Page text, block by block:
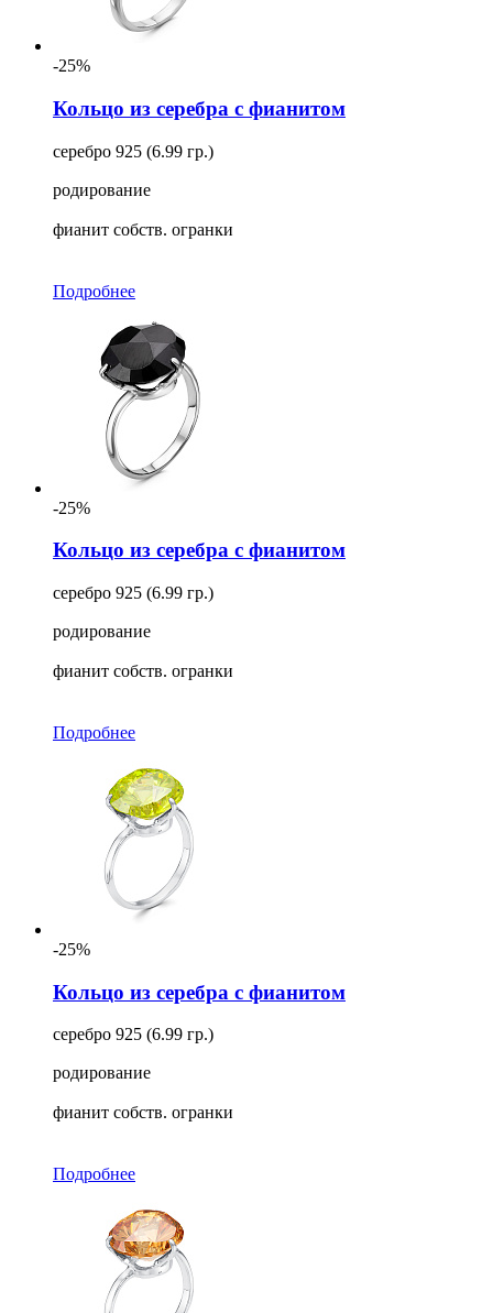
-25%
Кольцо из серебра с фианитом
серебро 925 (6.99 гр.)
родирование
фианит собств. огранки
Подробнее
-25%
Кольцо из серебра с фианитом
серебро 925 (6.99 гр.)
родирование
фианит собств. огранки
Подробнее
-25%
Кольцо из серебра с фианитом
серебро 925 (6.99 гр.)
родирование
фианит собств. огранки
Подробнее